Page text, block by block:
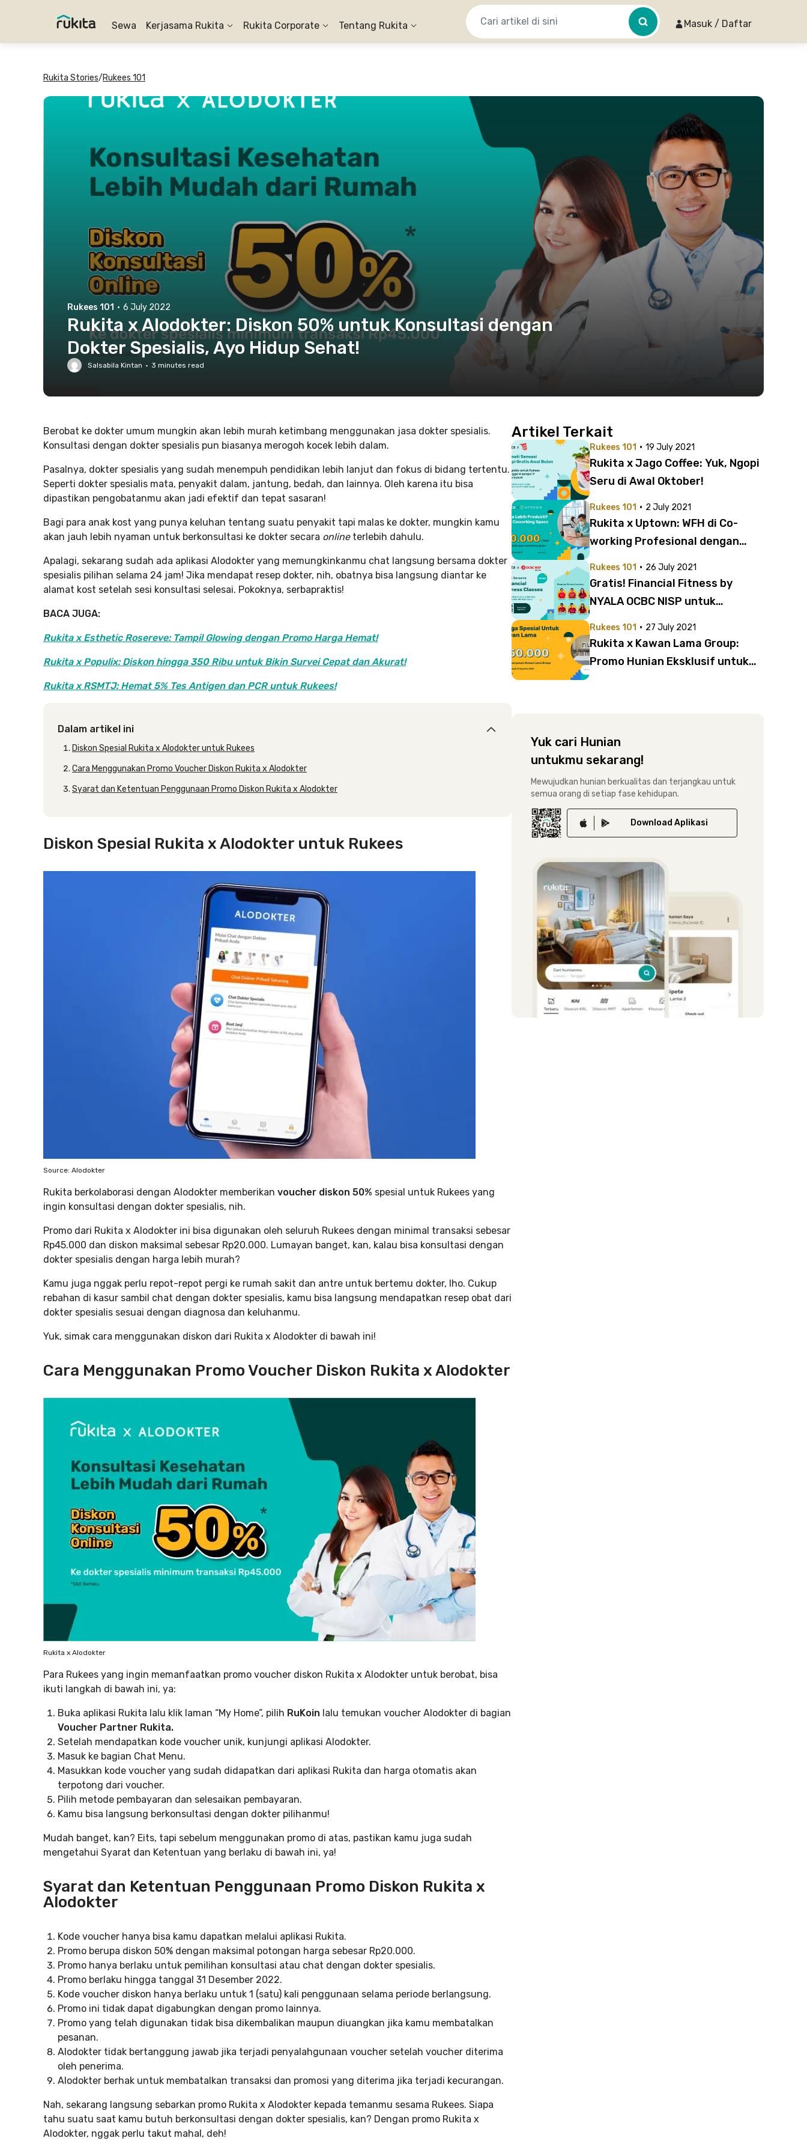
Sewa Kerjasama Rukita Rukita Corporate Tentang Rukita Masuk / Daftar
Rukita Stories/Rukees 101
Rukees 101 · 6 July 2022
Rukita x Alodokter: Diskon 50% untuk Konsultasi dengan
Dokter Spesialis, Ayo Hidup Sehat!
Salsabila Kintan · 3 minutes read
Berobat ke dokter umum mungkin akan lebih murah ketimbang menggunakan jasa dokter spesialis.
Konsultasi dengan dokter spesialis pun biasanya merogoh kocek lebih dalam.
Pasalnya, dokter spesialis yang sudah menempuh pendidikan lebih lanjut dan fokus di bidang tertentu.
Seperti dokter spesialis mata, penyakit dalam, jantung, bedah, dan lainnya. Oleh karena itu bisa
dipastikan pengobatanmu akan jadi efektif dan tepat sasaran!
Bagi para anak kost yang punya keluhan tentang suatu penyakit tapi malas ke dokter, mungkin kamu
akan jauh lebih nyaman untuk berkonsultasi ke dokter secara online terlebih dahulu.
Apalagi, sekarang sudah ada aplikasi Alodokter yang memungkinkanmu chat langsung bersama dokter
spesialis pilihan selama 24 jam! Jika mendapat resep dokter, nih, obatnya bisa langsung diantar ke
alamat kost setelah sesi konsultasi selesai. Pokoknya, serbapraktis!
BACA JUGA:
Rukita x Esthetic Rosereve: Tampil Glowing dengan Promo Harga Hemat!
Rukita x Populix: Diskon hingga 350 Ribu untuk Bikin Survei Cepat dan Akurat!
Rukita x RSMTJ: Hemat 5% Tes Antigen dan PCR untuk Rukees!
Dalam artikel ini
Diskon Spesial Rukita x Alodokter untuk Rukees
Cara Menggunakan Promo Voucher Diskon Rukita x Alodokter
Syarat dan Ketentuan Penggunaan Promo Diskon Rukita x Alodokter
Diskon Spesial Rukita x Alodokter untuk Rukees
Source: Alodokter
Rukita berkolaborasi dengan Alodokter memberikan voucher diskon 50% spesial untuk Rukees yang
ingin konsultasi dengan dokter spesialis, nih.
Promo dari Rukita x Alodokter ini bisa digunakan oleh seluruh Rukees dengan minimal transaksi sebesar
Rp45.000 dan diskon maksimal sebesar Rp20.000. Lumayan banget, kan, kalau bisa konsultasi dengan
dokter spesialis dengan harga lebih murah?
Kamu juga nggak perlu repot-repot pergi ke rumah sakit dan antre untuk bertemu dokter, lho. Cukup
rebahan di kasur sambil chat dengan dokter spesialis, kamu bisa langsung mendapatkan resep obat dari
dokter spesialis sesuai dengan diagnosa dan keluhanmu.
Yuk, simak cara menggunakan diskon dari Rukita x Alodokter di bawah ini!
Cara Menggunakan Promo Voucher Diskon Rukita x Alodokter
Rukita x Alodokter
Para Rukees yang ingin memanfaatkan promo voucher diskon Rukita x Alodokter untuk berobat, bisa
ikuti langkah di bawah ini, ya:
Buka aplikasi Rukita lalu klik laman “My Home”, pilih RuKoin lalu temukan voucher Alodokter di bagian
Voucher Partner Rukita.
Setelah mendapatkan kode voucher unik, kunjungi aplikasi Alodokter.
Masuk ke bagian Chat Menu.
Masukkan kode voucher yang sudah didapatkan dari aplikasi Rukita dan harga otomatis akan
terpotong dari voucher.
Pilih metode pembayaran dan selesaikan pembayaran.
Kamu bisa langsung berkonsultasi dengan dokter pilihanmu!
Mudah banget, kan? Eits, tapi sebelum menggunakan promo di atas, pastikan kamu juga sudah
mengetahui Syarat dan Ketentuan yang berlaku di bawah ini, ya!
Syarat dan Ketentuan Penggunaan Promo Diskon Rukita x
Alodokter
Kode voucher hanya bisa kamu dapatkan melalui aplikasi Rukita.
Promo berupa diskon 50% dengan maksimal potongan harga sebesar Rp20.000.
Promo hanya berlaku untuk pemilihan konsultasi atau chat dengan dokter spesialis.
Promo berlaku hingga tanggal 31 Desember 2022.
Kode voucher diskon hanya berlaku untuk 1 (satu) kali penggunaan selama periode berlangsung.
Promo ini tidak dapat digabungkan dengan promo lainnya.
Promo yang telah digunakan tidak bisa dikembalikan maupun diuangkan jika kamu membatalkan
pesanan.
Alodokter tidak bertanggung jawab jika terjadi penyalahgunaan voucher setelah voucher diterima
oleh penerima.
Alodokter berhak untuk membatalkan transaksi dan promosi yang diterima jika terjadi kecurangan.
Nah, sekarang langsung sebarkan promo Rukita x Alodokter kepada temanmu sesama Rukees. Siapa
tahu suatu saat kamu butuh berkonsultasi dengan dokter spesialis, kan? Dengan promo Rukita x
Alodokter, nggak perlu takut mahal, deh!
Artikel Terkait
Rukees 101 · 19 July 2021
Rukita x Jago Coffee: Yuk, Ngopi
Seru di Awal Oktober!
Rukees 101 · 2 July 2021
Rukita x Uptown: WFH di Co-
working Profesional dengan
Rukees 101 · 26 July 2021
Gratis! Financial Fitness by
NYALA OCBC NISP untuk
Rukees 101 · 27 July 2021
Rukita x Kawan Lama Group:
Promo Hunian Eksklusif untuk
Yuk cari Hunian
untukmu sekarang!
Mewujudkan hunian berkualitas dan terjangkau untuk
semua orang di setiap fase kehidupan.
Download Aplikasi